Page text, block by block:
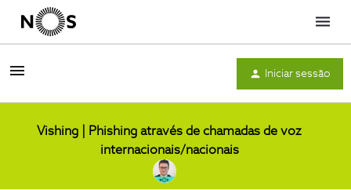
Menu
Iniciar sessão
Vishing | Phishing através de chamadas de voz
internacionais/nacionais